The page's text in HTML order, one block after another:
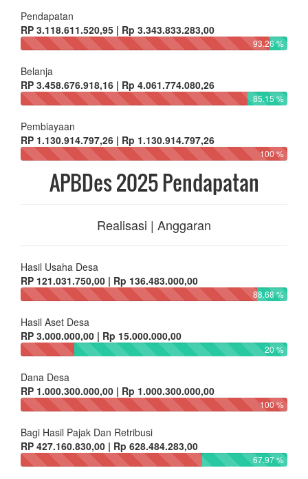
Pendapatan
RP 3.118.611.520,95 | Rp 3.343.833.283,00
93.26 %
Belanja
RP 3.458.676.918,16 | Rp 4.061.774.080,26
85.15 %
Pembiayaan
RP 1.130.914.797,26 | Rp 1.130.914.797,26
100 %
APBDes 2025 Pendapatan
Realisasi | Anggaran
Hasil Usaha Desa
RP 121.031.750,00 | Rp 136.483.000,00
88.68 %
Hasil Aset Desa
RP 3.000.000,00 | Rp 15.000.000,00
20 %
Dana Desa
RP 1.000.300.000,00 | Rp 1.000.300.000,00
100 %
Bagi Hasil Pajak Dan Retribusi
RP 427.160.830,00 | Rp 628.484.283,00
67.97 %